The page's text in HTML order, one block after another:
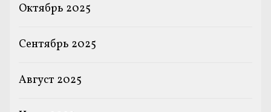
Октябрь 2025
Сентябрь 2025
Август 2025